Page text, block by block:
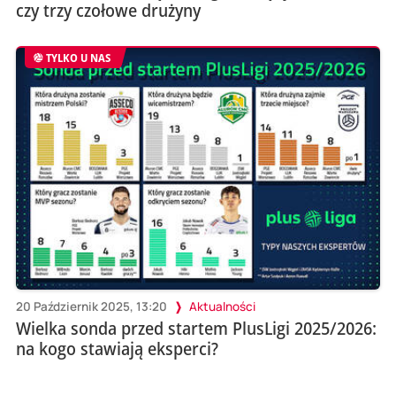
czy trzy czołowe drużyny
TYLKO U NAS
20 Październik 2025, 13:20 Aktualności
Wielka sonda przed startem PlusLigi 2025/2026:
na kogo stawiają eksperci?